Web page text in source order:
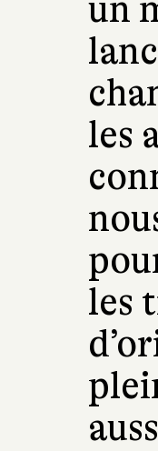
un
les
les